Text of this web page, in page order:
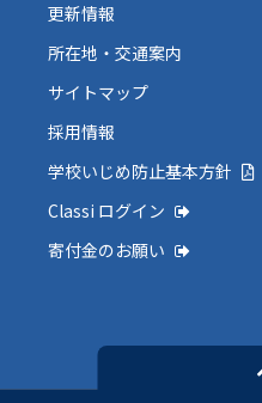
更新情報
所在地・交通案内
サイトマップ
採用情報
学校いじめ防止基本方針
Classi ログイン
寄付金のお願い